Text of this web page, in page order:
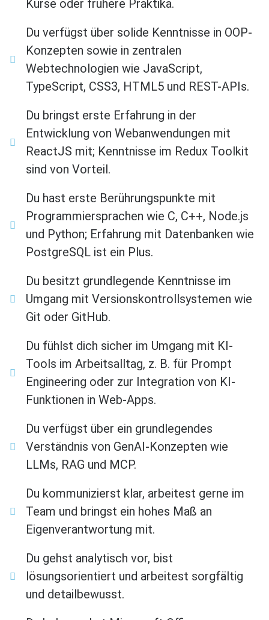
Kurse oder frühere Praktika.
Du verfügst über solide Kenntnisse in OOP-
Konzepten sowie in zentralen
Webtechnologien wie JavaScript,
TypeScript, CSS3, HTML5 und REST-APIs.
Du bringst erste Erfahrung in der
Entwicklung von Webanwendungen mit
ReactJS mit; Kenntnisse im Redux Toolkit
sind von Vorteil.
Du hast erste Berührungspunkte mit
Programmiersprachen wie C, C++, Node.js
und Python; Erfahrung mit Datenbanken wie
PostgreSQL ist ein Plus.
Du besitzt grundlegende Kenntnisse im
Umgang mit Versionskontrollsystemen wie
Git oder GitHub.
Du fühlst dich sicher im Umgang mit KI-
Tools im Arbeitsalltag, z. B. für Prompt
Engineering oder zur Integration von KI-
Funktionen in Web-Apps.
Du verfügst über ein grundlegendes
Verständnis von GenAI-Konzepten wie
LLMs, RAG und MCP.
Du kommunizierst klar, arbeitest gerne im
Team und bringst ein hohes Maß an
Eigenverantwortung mit.
Du gehst analytisch vor, bist
lösungsorientiert und arbeitest sorgfältig
und detailbewusst.